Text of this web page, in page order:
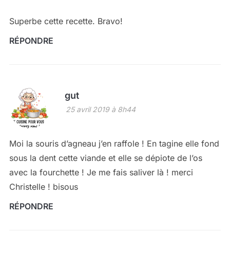
Superbe cette recette. Bravo!
RÉPONDRE
gut
25 avril 2019 à 8h44
Moi la souris d’agneau j’en raffole ! En tagine elle fond
sous la dent cette viande et elle se dépiote de l’os
avec la fourchette ! Je me fais saliver là ! merci
Christelle ! bisous
RÉPONDRE